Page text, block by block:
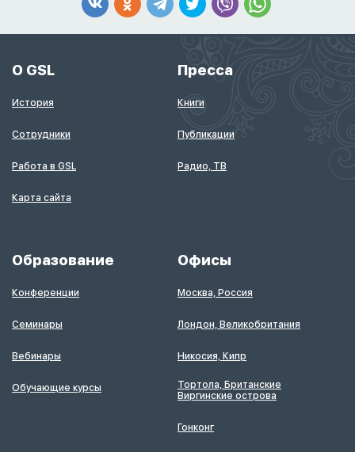
О GSL
История
Сотрудники
Работа в GSL
Карта сайта
Пресса
Книги
Публикации
Радио, ТВ
Образование
Конференции
Семинары
Вебинары
Обучающие курсы
Офисы
Москва, Россия
Лондон, Великобритания
Никосия, Кипр
Тортола, Британские
Виргинские острова
Гонконг